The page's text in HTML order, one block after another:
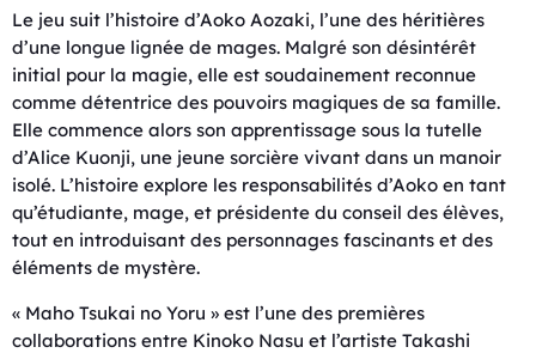
Le jeu suit l’histoire d’Aoko Aozaki, l’une des héritières
d’une longue lignée de mages. Malgré son désintérêt
initial pour la magie, elle est soudainement reconnue
comme détentrice des pouvoirs magiques de sa famille.
Elle commence alors son apprentissage sous la tutelle
d’Alice Kuonji, une jeune sorcière vivant dans un manoir
isolé. L’histoire explore les responsabilités d’Aoko en tant
qu’étudiante, mage, et présidente du conseil des élèves,
tout en introduisant des personnages fascinants et des
éléments de mystère.
« Maho Tsukai no Yoru » est l’une des premières
collaborations entre Kinoko Nasu et l’artiste Takashi